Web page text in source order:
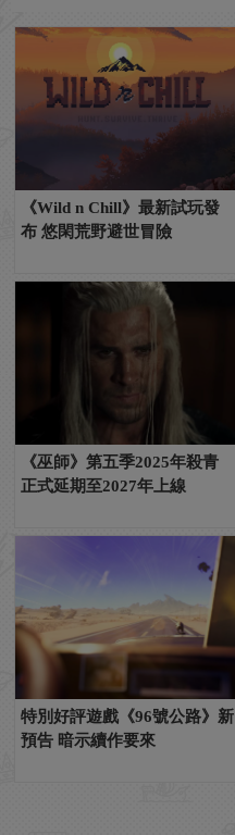
《Wild n Chill》最新試玩發
布 悠閑荒野避世冒險
《巫師》第五季2025年殺青
正式延期至2027年上線
特別好評遊戲《96號公路》新
預告 暗示續作要來